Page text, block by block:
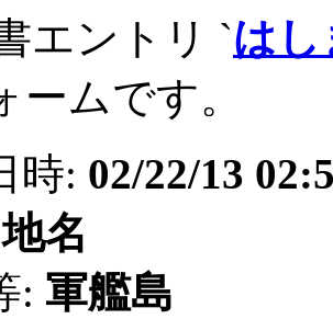
エントリ `はし
ームです。
時: 02/22/13
地名
: 軍艦島